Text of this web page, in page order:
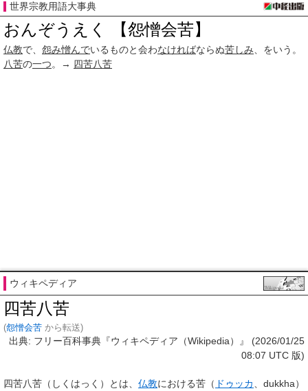
世界宗教用語大事典
おんぞうえく 【怨憎会苦】
仏教で、 怨み憎んでいるものと会わなければならぬ苦しみ 、をいう。
八苦の一つ。→ 四苦八苦
ウィキペディア
四苦八苦
(怨憎会苦 から転送)
出典: フリー百科事典『ウィキペディア（Wikipedia）』 (2026/01/25
08:07 UTC 版)
四苦八苦 （しくはっく）とは、 仏教における苦（ ドゥッカ
、dukkha）